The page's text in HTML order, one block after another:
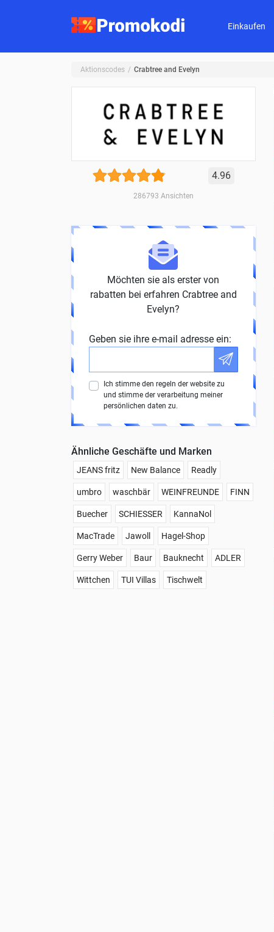
Einkaufen
Aktionscodes Crabtree and Evelyn
4.96
286793 Ansichten
Möchten sie als erster von
rabatten bei erfahren Crabtree and
Evelyn?
Geben sie ihre e-mail adresse ein:
Ich stimme den regeln der website zu
und stimme der verarbeitung meiner
persönlichen daten zu.
Ähnliche Geschäfte und Marken
JEANS fritz New Balance Readly
umbro waschbär WEINFREUNDE FINN
Buecher SCHIESSER KannaNol
MacTrade Jawoll Hagel-Shop
Gerry Weber Baur Bauknecht ADLER
Wittchen TUI Villas Tischwelt